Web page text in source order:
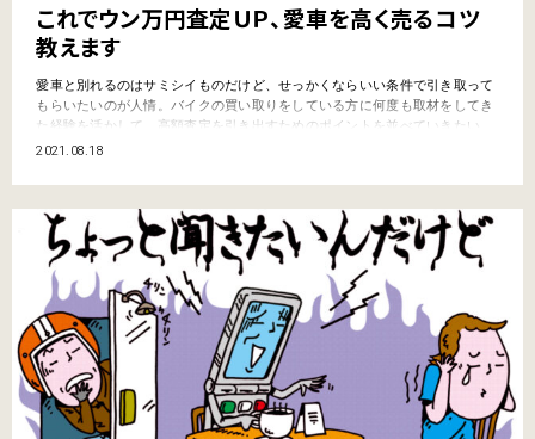
これでウン万円査定ＵＰ、愛車を高く売るコツ
教えます
愛車と別れるのはサミシイものだけど、せっかくならいい条件で引き取って
もらいたいのが人情。バイクの買い取りをしている方に何度も取材をしてき
た経験を活かして、高額査定を引き出すためのポイントを並べていきたい。
ゴマカシはきかない……、一番重要なポイントはココ！ まず、結論から述べ
ポイントと言える。……なんとも身もフタもない結論だが…
2021.08.18